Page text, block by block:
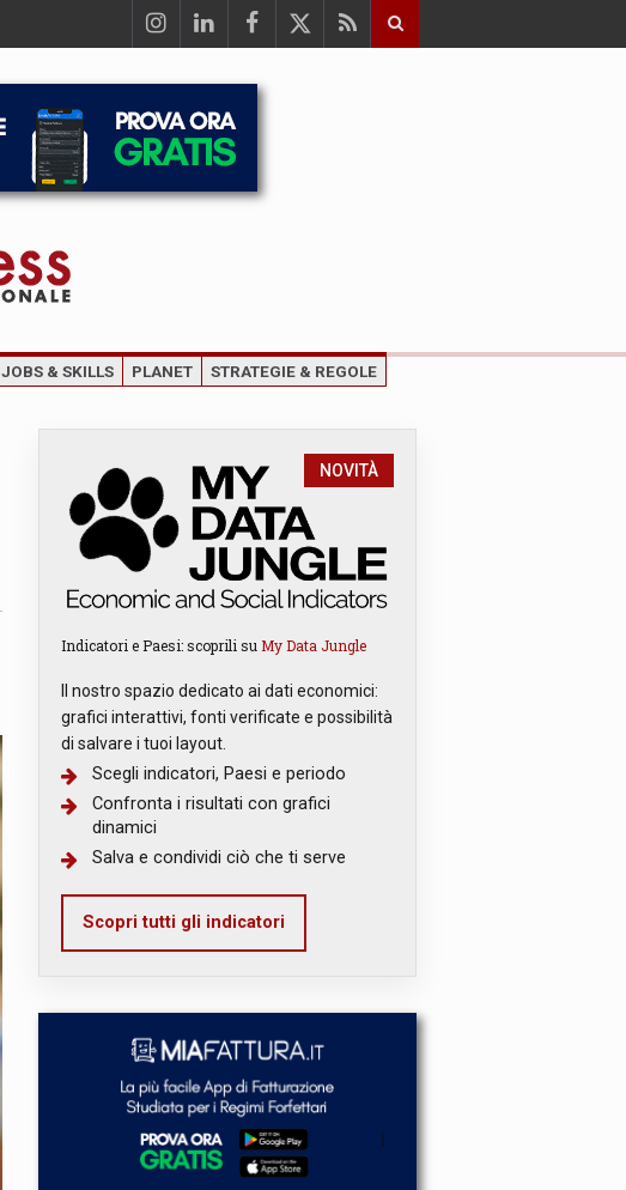
JOBS & SKILLS PLANET STRATEGIE & REGOLE
NOVITÀ
Indicatori e Paesi: scoprili su My Data Jungle
Il nostro spazio dedicato ai dati economici:
grafici interattivi, fonti verificate e possibilità
di salvare i tuoi layout.
Scegli indicatori, Paesi e periodo
Confronta i risultati con grafici
dinamici
Salva e condividi ciò che ti serve
Scopri tutti gli indicatori